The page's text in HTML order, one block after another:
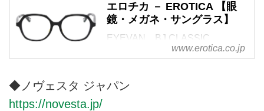
エロチカ － EROTICA 【眼
鏡・メガネ・サングラス】
EYEVAN、BJ CLASSIC
COLLECTION、MOSCOT、
国内外のメガネ・サングラスを取
り扱うアイウェアのセレクトショ
www.erotica.co.jp
◆ノヴェスタ ジャパン
https://novesta.jp/